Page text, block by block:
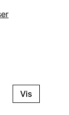
Vis